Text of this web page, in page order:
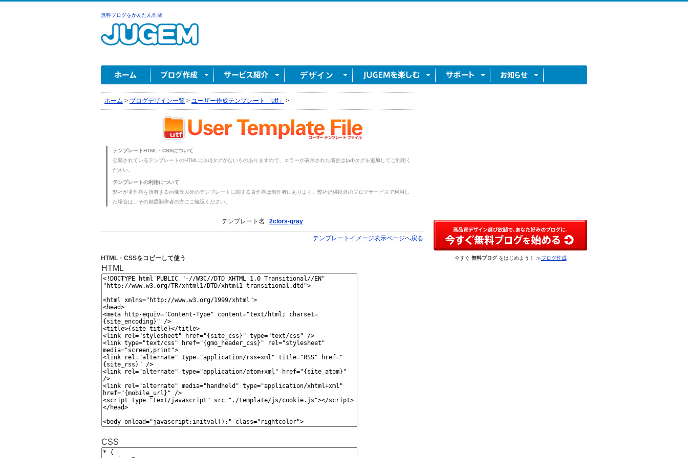
無料ブログをかんたん作成
ホーム > ブログデザイン一覧 > ユーザー作成テンプレート「utf」 >
テンプレートHTML・CSSについて
公開されているテンプレートのHTMLに{ad}タグがないものありますので、エラーが表示された場合は{ad}タグを追加してご利用く
ださい。
テンプレートの利用について
弊社が著作権を所有する画像等以外のテンプレートに関する著作権は制作者にあります。弊社提供以外のブログサービスで利用し
た場合は、その都度制作者の方にご確認ください。
テンプレート名 : 2clors-gray
テンプレートイメージ表示ページへ戻る
HTML・CSSをコピーして使う
HTML
CSS
今すぐ 無料ブログをはじめよう！ ≫ブログ作成